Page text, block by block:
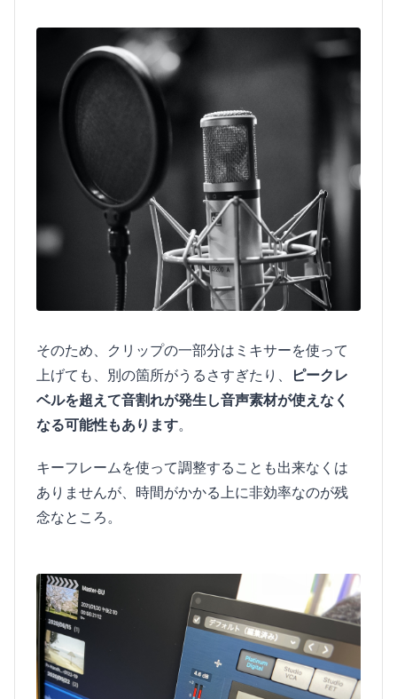
そのため、クリップの一部分はミキサーを使って
上げても、別の箇所がうるさすぎたり、
ピークレ
ベルを超えて音割れが発生し音声素材が使えなく
なる可能性もあります。
キーフレームを使って調整することも出来なくは
ありませんが、時間がかかる上に非効率なのが残
念なところ。